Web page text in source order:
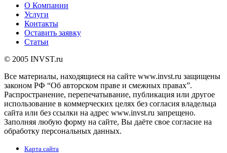
О Компании
Услуги
Контакты
Оставить заявку
Статьи
© 2005 INVST.ru
Все материалы, находящиеся на сайте www.invst.ru защищены
законом РФ “Об авторском праве и смежных правах”.
Распространение, перепечатывание, публикация или другое
использование в коммерческих целях без согласия владельца
сайта или без ссылки на адрес www.invst.ru запрещено.
Заполняя любую форму на сайте, Вы даёте свое согласие на
обработку персональных данных.
Карта сайта